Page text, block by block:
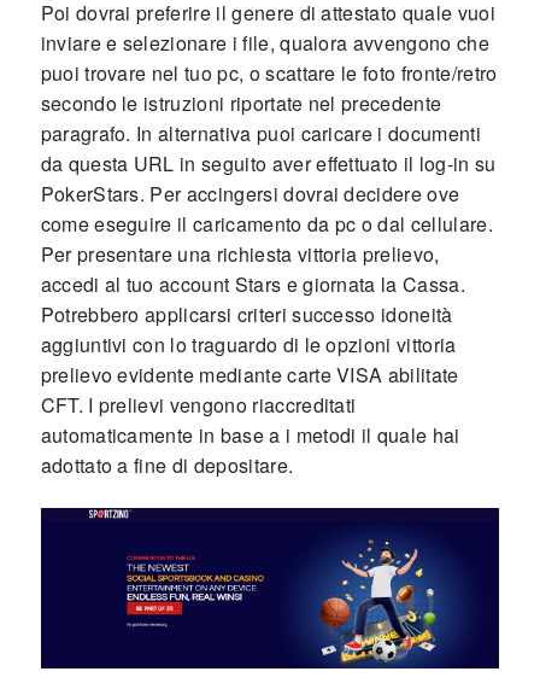
Poi dovrai preferire il genere di attestato quale vuoi
inviare e selezionare i file, qualora avvengono che
puoi trovare nel tuo pc, o scattare le foto fronte/retro
secondo le istruzioni riportate nel precedente
paragrafo. In alternativa puoi caricare i documenti
da questa URL in seguito aver effettuato il log-in su
PokerStars. Per accingersi dovrai decidere ove
come eseguire il caricamento da pc o dal cellulare.
Per presentare una richiesta vittoria prelievo,
accedi al tuo account Stars e giornata la Cassa.
Potrebbero applicarsi criteri successo idoneità
aggiuntivi con lo traguardo di le opzioni vittoria
prelievo evidente mediante carte VISA abilitate
CFT. I prelievi vengono riaccreditati
automaticamente in base a i metodi il quale hai
adottato a fine di depositare.